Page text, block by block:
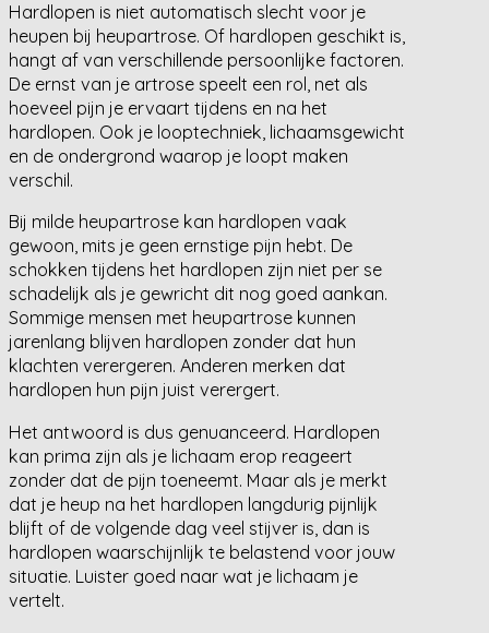
Hardlopen is niet automatisch slecht voor je
heupen bij heupartrose. Of hardlopen geschikt is,
hangt af van verschillende persoonlijke factoren.
De ernst van je artrose speelt een rol, net als
hoeveel pijn je ervaart tijdens en na het
hardlopen. Ook je looptechniek, lichaamsgewicht
en de ondergrond waarop je loopt maken
verschil.
Bij milde heupartrose kan hardlopen vaak
gewoon, mits je geen ernstige pijn hebt. De
schokken tijdens het hardlopen zijn niet per se
schadelijk als je gewricht dit nog goed aankan.
Sommige mensen met heupartrose kunnen
jarenlang blijven hardlopen zonder dat hun
klachten verergeren. Anderen merken dat
hardlopen hun pijn juist verergert.
Het antwoord is dus genuanceerd. Hardlopen
kan prima zijn als je lichaam erop reageert
zonder dat de pijn toeneemt. Maar als je merkt
dat je heup na het hardlopen langdurig pijnlijk
blijft of de volgende dag veel stijver is, dan is
hardlopen waarschijnlijk te belastend voor jouw
situatie. Luister goed naar wat je lichaam je
vertelt.